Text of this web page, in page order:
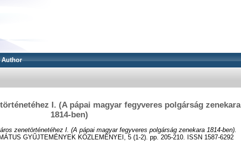
Author
I. (A pápai magyar fegyveres polgárság zenekara
1814-ben)
zenetörténetéhez I. (A pápai magyar fegyveres polgárság zenekara 1814-ben).
GYŰJTEMÉNYEK KÖZLEMÉNYEI, 5 (1-2). pp. 205-210. ISSN 1587-6292